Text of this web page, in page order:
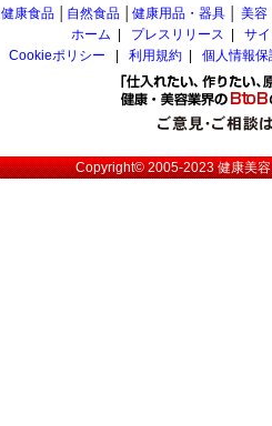
健康食品 自然食品 健康用品・器具 美容
ホーム
プレスリリース
サ
Cookieポリシー
利用規約 個人情報
Copyright© 2005-2023健康美